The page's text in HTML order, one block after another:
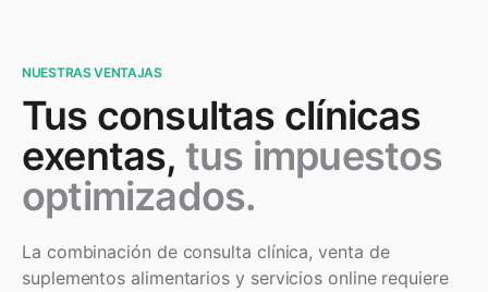
NUESTRAS VENTAJAS
Tus consultas clínicas
exentas, tus impuestos
optimizados.
La combinación de consulta clínica, venta de
suplementos alimentarios y servicios online requiere